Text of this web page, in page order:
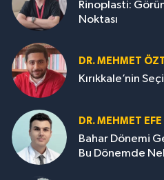
Rinoplasti:
Noktası
DR. MEHMET
Kırıkkale’nin
DR. MEHMET EFE
Bahar Dönemi
Bu Dönemde